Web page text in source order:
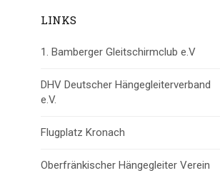
LINKS
1. Bamberger Gleitschirmclub e.V
DHV Deutscher Hängegleiterverband
e.V.
Flugplatz Kronach
Oberfränkischer Hängegleiter Verein